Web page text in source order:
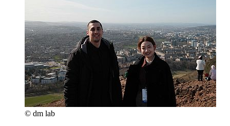
© dm lab